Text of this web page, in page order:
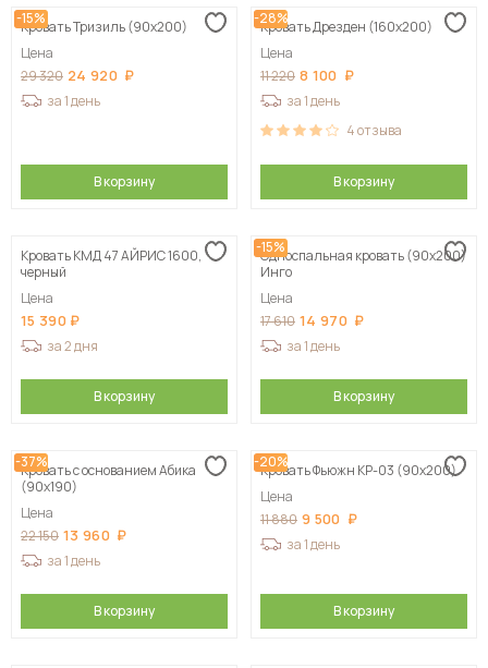
-15%
Кровать Тризиль (90х200)
Цена
29 320 24 920
за 1 день
В корзину
-28%
Кровать Дрезден (160х200)
Цена
11 220 8 100
за 1 день
4отзыва
В корзину
Кровать КМД 47 АЙРИС 1600,
черный
Цена
15 390
за 2 дня
В корзину
-15%
Односпальная кровать (90х200)
Инго
Цена
17 610 14 970
за 1 день
В корзину
-37%
Кровать с основанием Абика
(90х190)
Цена
22 150 13 960
за 1 день
В корзину
-20%
Кровать Фьюжн КР-03 (90х200)
Цена
11 880 9 500
за 1 день
В корзину